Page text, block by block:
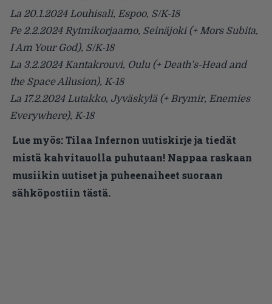
La 20.1.2024 Louhisali, Espoo, S/K-18
Pe 2.2.2024 Rytmikorjaamo, Seinäjoki (+ Mors Subita,
I Am Your God), S/K-18
La 3.2.2024 Kantakrouvi, Oulu (+ Death’s-Head and
the Space Allusion), K-18
La 17.2.2024 Lutakko, Jyväskylä (+ Brymir, Enemies
Everywhere), K-18
Lue myös:Tilaa Infernon uutiskirje ja tiedät
mistä kahvitauolla puhutaan! Nappaa raskaan
musiikin uutiset ja puheenaiheet suoraan
sähköpostiin tästä.